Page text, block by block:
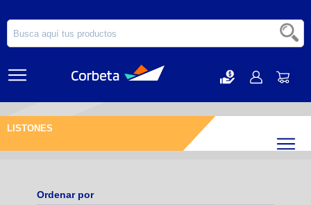
LISTONES
Ordenar por